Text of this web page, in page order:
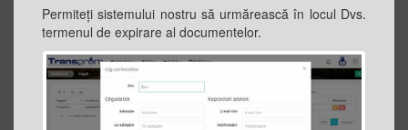
Permiteți sistemului nostru să urmărească în locul Dvs.
termenul de expirare al documentelor.